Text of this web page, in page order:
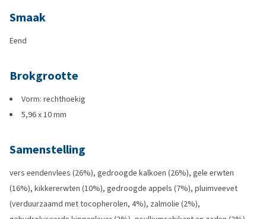
Smaak
Eend
Brokgrootte
Vorm: rechthoekig
5,96 x 10 mm
Samenstelling
vers eendenvlees (26%), gedroogde kalkoen (26%), gele erwten
(16%), kikkererwten (10%), gedroogde appels (7%), pluimveevet
(verduurzaamd met tocopherolen, 4%), zalmolie (2%),